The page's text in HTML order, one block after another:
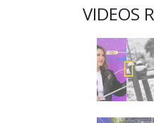
VIDEOS